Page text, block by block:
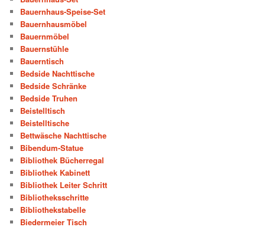
Bauernhaus-Speise-Set
Bauernhausmöbel
Bauernmöbel
Bauernstühle
Bauerntisch
Bedside Nachttische
Bedside Schränke
Bedside Truhen
Beistelltisch
Beistelltische
Bettwäsche Nachttische
Bibendum-Statue
Bibliothek Bücherregal
Bibliothek Kabinett
Bibliothek Leiter Schritt
Bibliotheksschritte
Bibliothekstabelle
Biedermeier Tisch